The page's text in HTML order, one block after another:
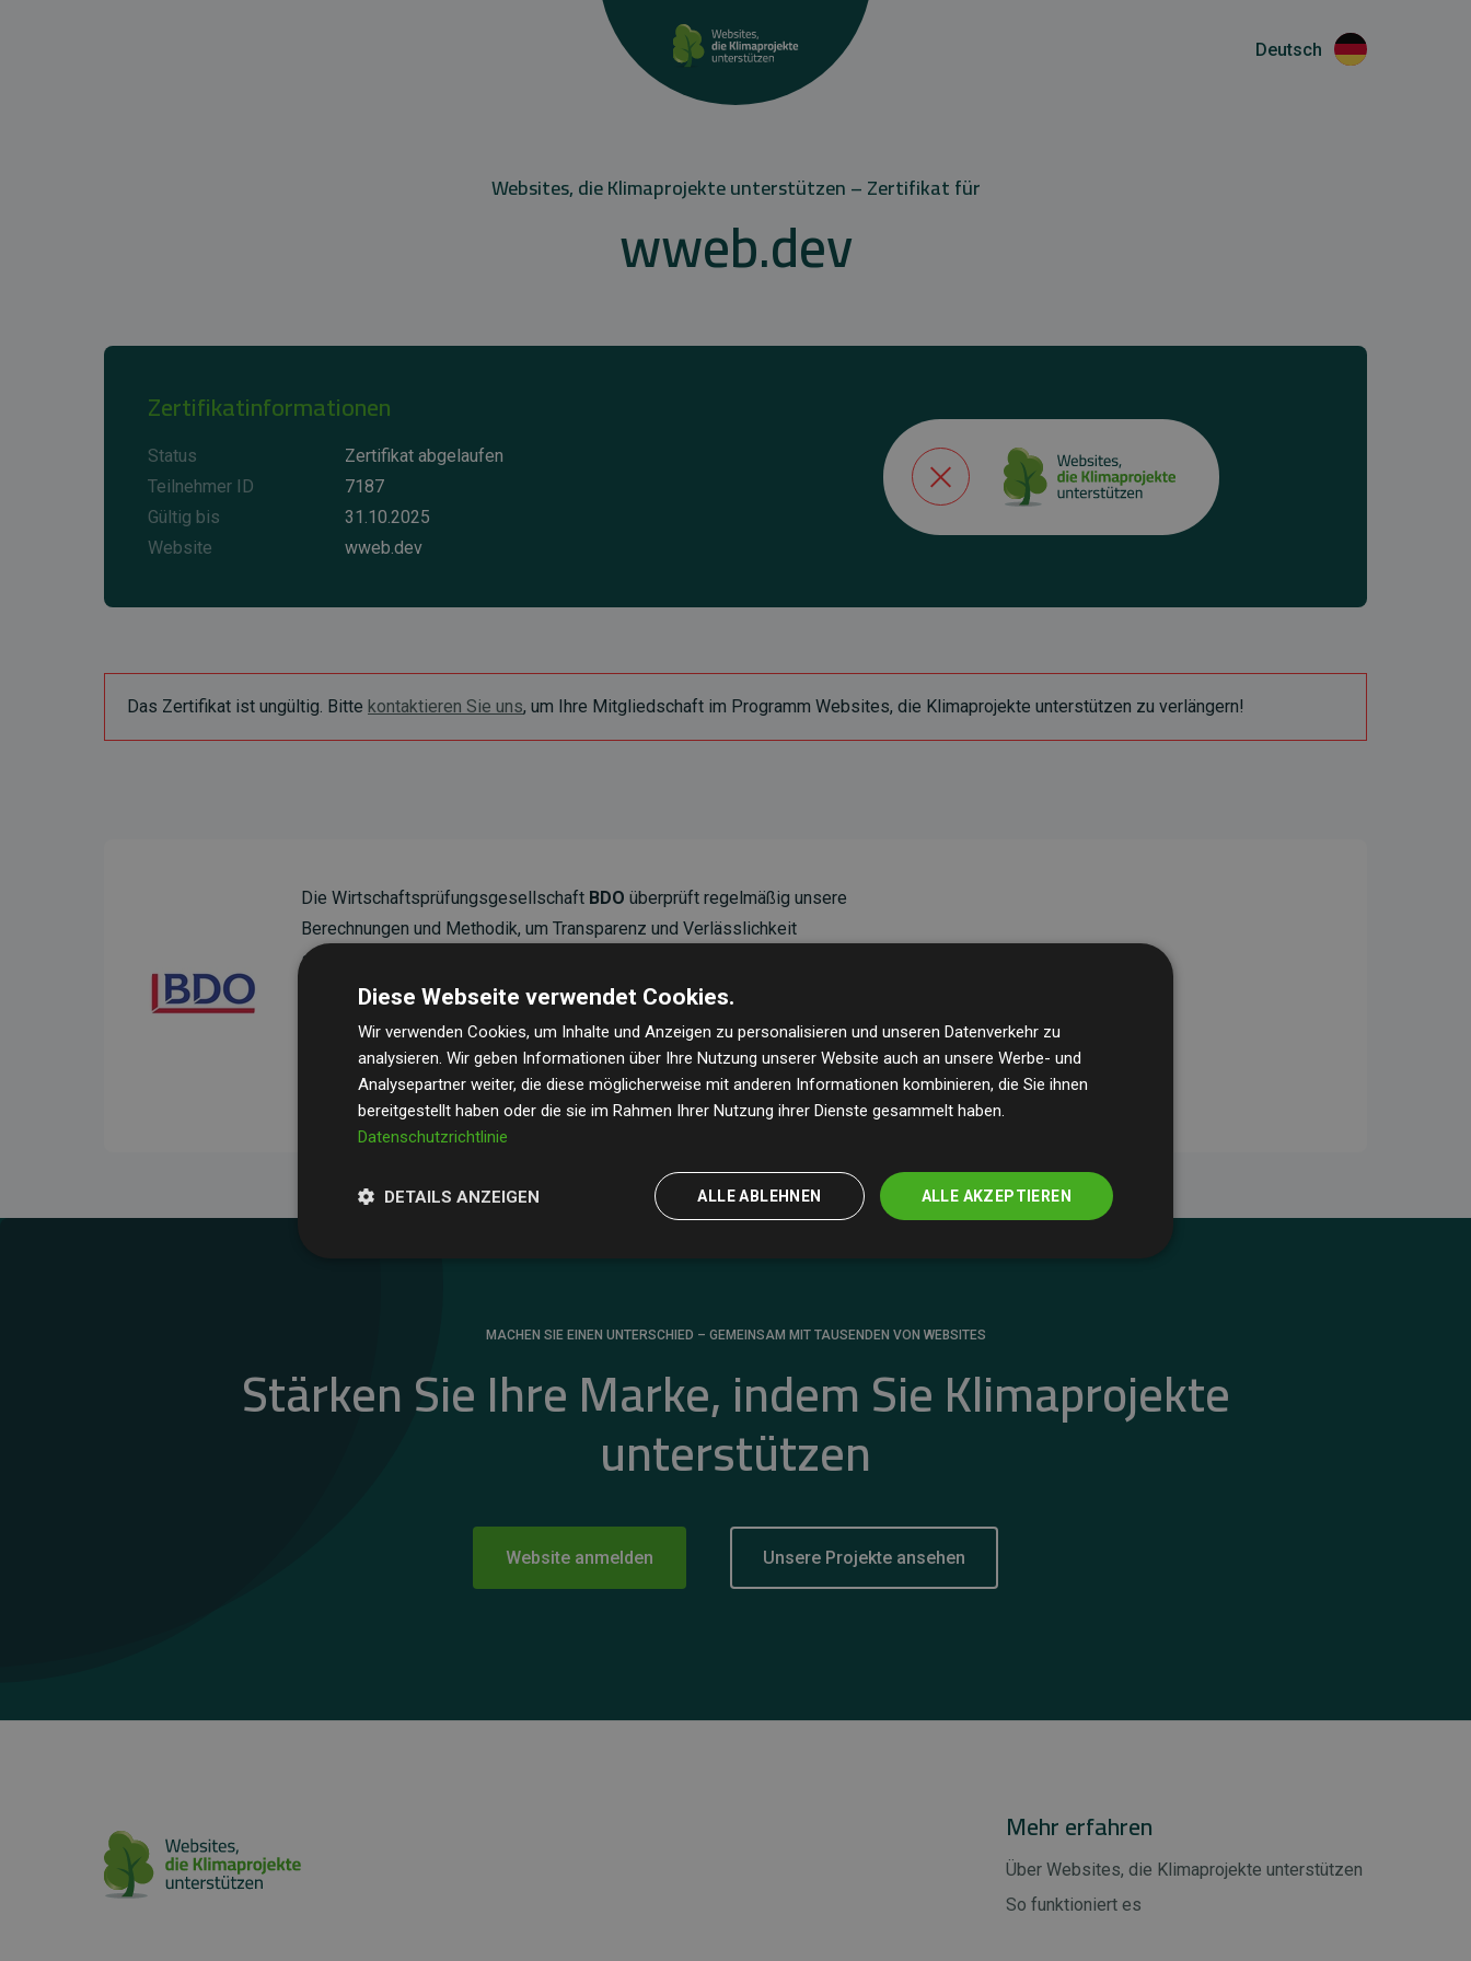
Deutsch
Websites, die Klimaprojekte unterstützen – Zertifikat für
wweb.dev
Zertifikatinformationen
Status
Zertifikat abgelaufen
Teilnehmer ID
7187
Gültig bis
31.10.2025
Website
wweb.dev
Das Zertifikat ist ungültig. Bitte kontaktieren Sie uns, um Ihre Mitgliedschaft im Programm Websites, die Klimaprojekte unterstützen zu verlängern!
Die Wirtschaftsprüfungsgesellschaft BDO überprüft regelmäßig unsere
Berechnungen und Methodik, um Transparenz und Verlässlichkeit
sicherzustellen.
Ihre Prüfungen belegen, dass unsere Investitionen in Klimaschutzprojekte im
Durchschnitt200 % der geschätzten CO₂-Emissionender teilnehmenden
Websites kompensieren – ein klarer Nachweis für die messbare Klimawirkung
unseres Ansatzes.
MACHEN SIE EINEN UNTERSCHIED – GEMEINSAM MIT TAUSENDEN VON WEBSITES
Stärken Sie Ihre Marke, indem Sie Klimaprojekte
unterstützen
Website anmelden Unsere Projekte ansehen
Mehr erfahren
Über Websites, die Klimaprojekte unterstützen
So funktioniert es
Diese Webseite verwendet Cookies.
Wir verwenden Cookies, um Inhalte und Anzeigen zu personalisieren und unseren Datenverkehr zu
analysieren. Wir geben Informationen über Ihre Nutzung unserer Website auch an unsere Werbe- und
Analysepartner weiter, die diese möglicherweise mit anderen Informationen kombinieren, die Sie ihnen
bereitgestellt haben oder die sie im Rahmen Ihrer Nutzung ihrer Dienste gesammelt haben.
Datenschutzrichtlinie
ALLE AKZEPTIEREN
ALLE ABLEHNEN
DETAILS ANZEIGEN